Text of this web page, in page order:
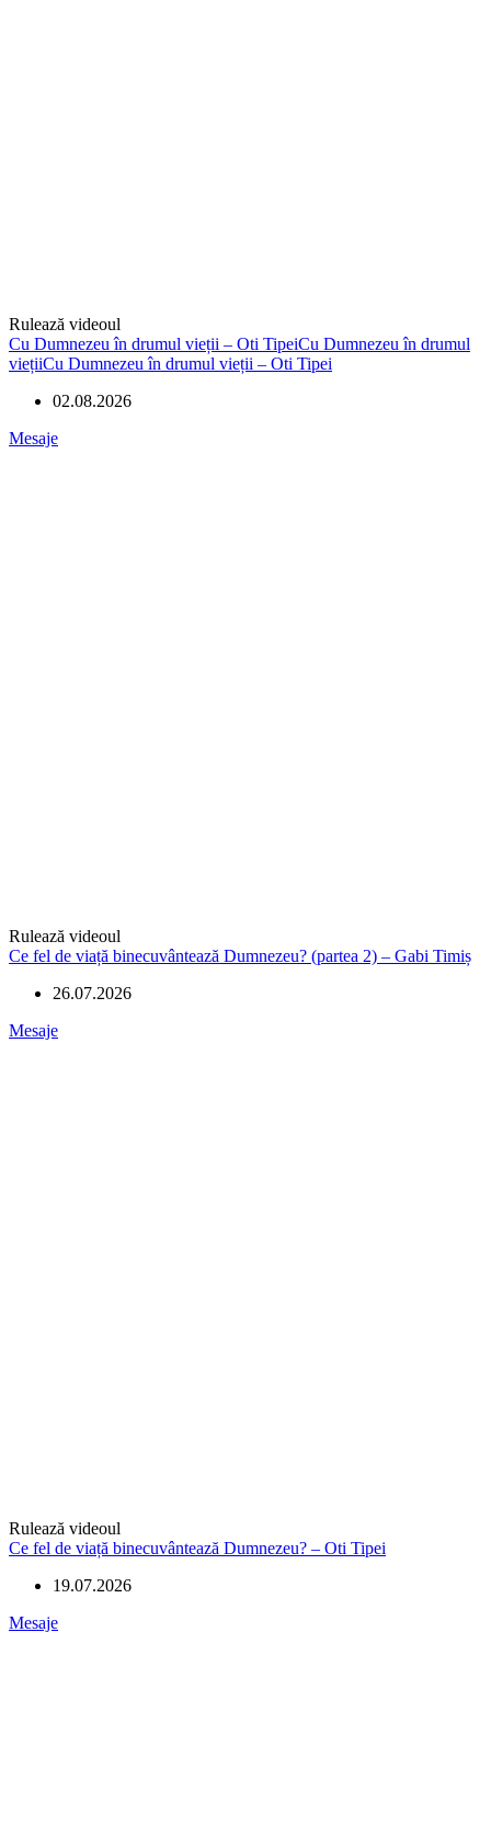
Rulează videoul
Cu Dumnezeu în drumul vieții – Oti TipeiCu Dumnezeu în drumul
viețiiCu Dumnezeu în drumul vieții – Oti Tipei
02.08.2026
Mesaje
Rulează videoul
Ce fel de viață binecuvântează Dumnezeu? (partea 2) – Gabi Timiș
26.07.2026
Mesaje
Rulează videoul
Ce fel de viață binecuvântează Dumnezeu? – Oti Tipei
19.07.2026
Mesaje